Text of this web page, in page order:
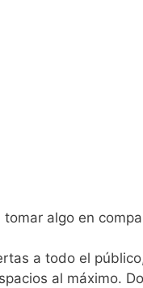
a todo el
al máximo.